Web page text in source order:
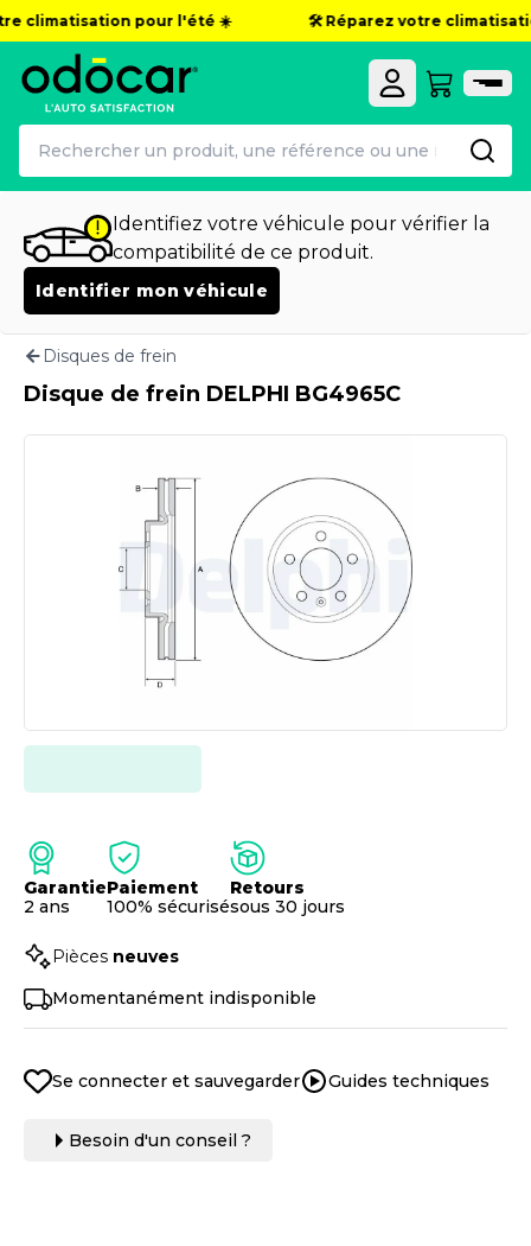
climatisation pour l'été ☀️ 🛠️ Réparez votre
Identifiez votre véhicule pour vérifier la
compatibilité de ce produit.
Identifier mon véhicule
Disques de frein
Disque de frein DELPHI BG4965C
Garantie
2 ans
Paiement
100% sécurisé
Retours
sous 30 jours
Pièces neuves
Momentanément indisponible
Se connecter et sauvegarder Guides techniques
Besoin d'un conseil ?